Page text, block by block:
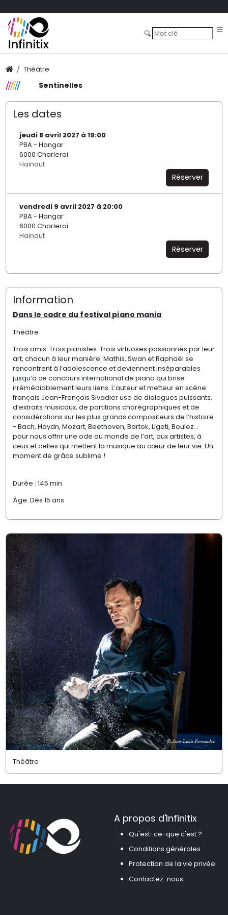
Théâtre
Sentinelles
Les dates
jeudi 8 avril 2027 à 19:00
PBA - Hangar
6000 Charleroi
Hainaut
Réserver
vendredi 9 avril 2027 à 20:00
PBA - Hangar
6000 Charleroi
Hainaut
Réserver
Information
Dans le cadre du festival piano mania
Théâtre
Trois amis. Trois pianistes. Trois virtuoses passionnés par leur
art, chacun à leur manière. Mathis, Swan etRaphaël se
rencontrentà l’adolescence etdeviennentinséparables
jusqu’à ce concours international de piano qui brise
irrémédiablementleurs liens. L’auteur et metteur en scène
français Jean-François Sivadier use de dialogues puissants,
d’extraits musicaux, de partitions chorégraphiques etde
considérations sur les plus grands compositeurs de l’histoire
- Bach, Haydn, Mozart, Beethoven, Bartok, Ligeti, Boulez…
pour nous offrirune ode au monde de l’art, aux artistes, à
ceuxet celles qui mettent la musique au cœur de leur vie. Un
moment de grâce sublime !
Durée : 145 min
Âge: Dès 15 ans
Théâtre
A propos d'Infinitix
Qu'est-ce-que c'est ?
Conditions générales
Protection de la vie privée
Contactez-nous